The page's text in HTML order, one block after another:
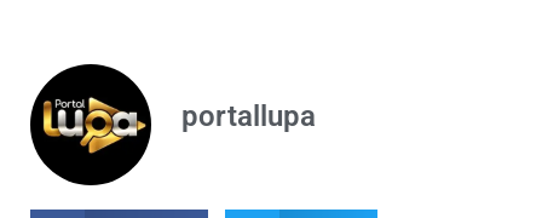
portallupa